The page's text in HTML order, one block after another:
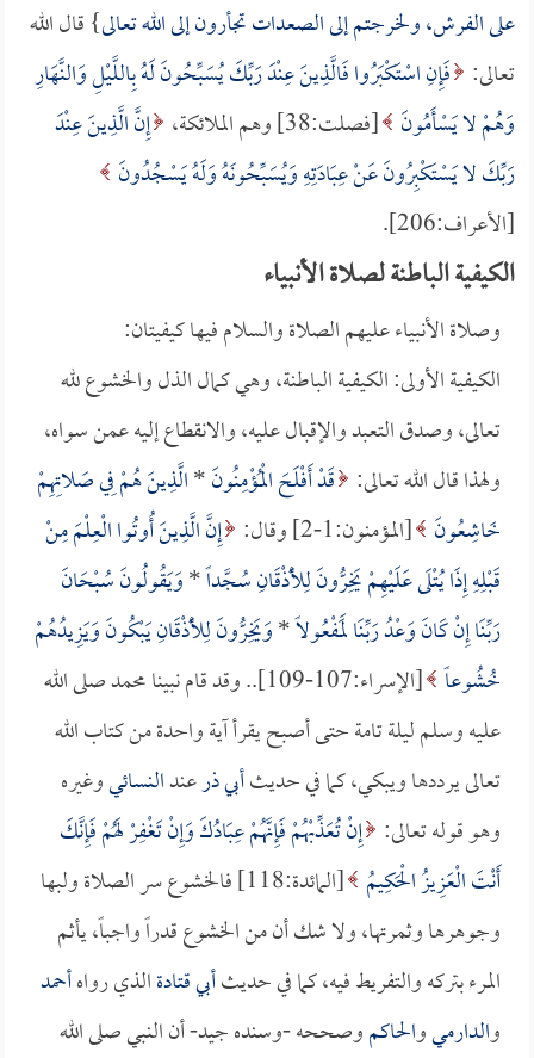
على الفرش، ولخرجتم إلى الصعدات تجأرون إلى الله تعالى} قال الله
تعالى: فَإِنِ اسْتَكْبَرُوا فَالَّذِينَ عِنْدَ رَبِّكَ يُسَبِّحُونَ لَهُ بِاللَّيْلِ وَالنَّهَارِ
وَهُمْ لا يَسْأَمُونَ [فصلت:38] وهم الملائكة،
إِنَّ الَّذِينَ عِنْدَ
رَبِّكَ لا يَسْتَكْبِرُونَ عَنْ عِبَادَتِهِ وَيُسَبِّحُونَهُ وَلَهُ يَسْجُدُونَ
[الأعراف:206].
الكيفية الباطنة لصلاة الأنبياء
وصلاة الأنبياء عليهم الصلاة والسلام فيها كيفيتان:
الكيفية الأولى: الكيفية الباطنة، وهي كمال الذل والخشوع لله
تعالى، وصدق التعبد والإقبال عليه، والانقطاع إليه عمن سواه،
ولهذا قال الله تعالى: قَدْ أَفْلَحَ الْمُؤْمِنُونَ*الَّذِينَ هُمْ فِي صَلاتِهِمْ
خَاشِعُونَ [المؤمنون:1-2] وقال:
إِنَّ الَّذِينَ أُوتُوا الْعِلْمَ مِنْ
قَبْلِهِ إِذَا يُتْلَى عَلَيْهِمْ يَخِرُّونَ لِلْأَذْقَانِ سُجَّداً*وَيَقُولُونَ سُبْحَانَ
رَبِّنَا إِنْ كَانَ وَعْدُ رَبِّنَا لَمَفْعُولاً*وَيَخِرُّونَ لِلْأَذْقَانِ يَبْكُونَ وَيَزِيدُهُمْ
خُشُوعاً
[الإسراء:107-109].. وقد قام نبينا محمد صلى الله
عليه وسلم ليلة تامة حتى أصبح يقرأ آية واحدة من كتاب الله
تعالى يرددها ويبكي، كما في حديثأبي ذرعندالنسائيوغيره
وهو قوله تعالى: إِنْ تُعَذِّبْهُمْ فَإِنَّهُمْ عِبَادُكَ وَإِنْ تَغْفِرْ لَهُمْ فَإِنَّكَ
أَنْتَ الْعَزِيزُ الْحَكِيمُ
[المائدة:118] فالخشوع سر الصلاة ولبها
وجوهرها وثمرتها، ولا شك أن من الخشوع قدراً واجباً، يأثم
المرء بتركه والتفريط فيه، كما في حديثأبي قتادةالذي رواهأحمد
والدارميوالحاكموصححه -وسنده جيد- أن النبي صلى الله